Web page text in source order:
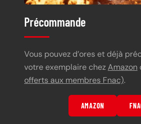
Précommande
Vous pouvez d’ores et déjà
votre exemplaire chezAmazon
offerts aux membres Fnac).
AMAZON